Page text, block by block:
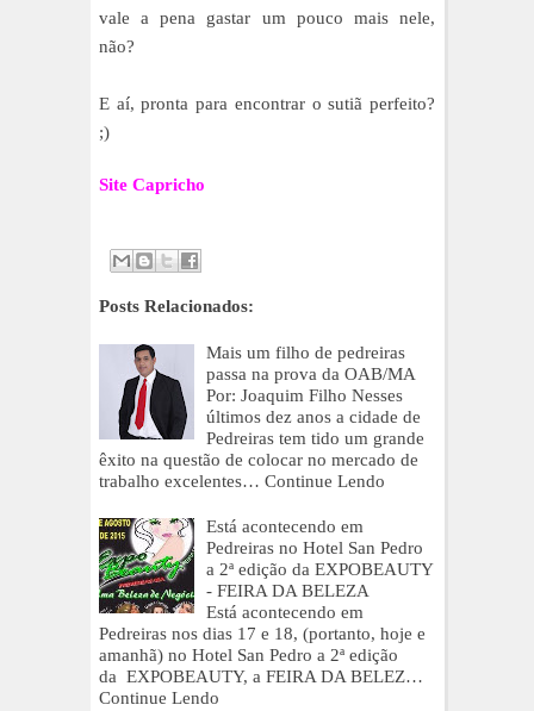
vale a pena gastar um pouco mais nele,
não?
E aí, pronta para encontrar o sutiã perfeito?
;)
Site Capricho
Posts Relacionados:
Mais um filho de pedreiras
passa na prova da OAB/MA
Por: Joaquim Filho Nesses
últimos dez anos a cidade de
Pedreiras tem tido um grande
êxito na questão de colocar no mercado de
trabalho excelentes… Continue Lendo
Está acontecendo em
Pedreiras no Hotel San Pedro
a 2ª edição da EXPOBEAUTY
- FEIRA DA BELEZA
Está acontecendo em
Pedreiras nos dias 17 e 18, (portanto, hoje e
amanhã) no Hotel San Pedro a 2ª edição
da EXPOBEAUTY, a FEIRA DA BELEZ…
Continue Lendo